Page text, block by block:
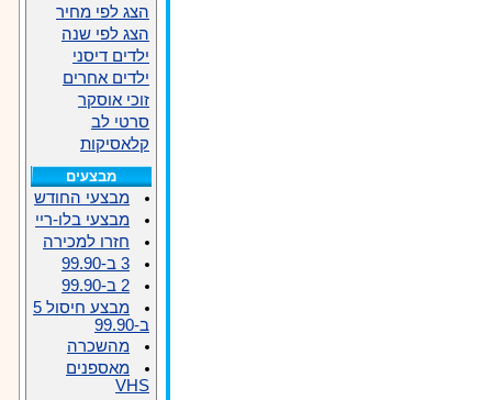
הצג לפי מחיר
הצג לפי שנה
ילדים דיסני
ילדים אחרים
זוכי אוסקר
סרטי לב
קלאסיקות
מבצעים
מבצעי החודש
מבצעי בלו-ריי
חזרו למכירה
3 ב-99.90
2 ב-99.90
מבצע חיסול 5
ב-99.90
מהשכרה
מאספנים
VHS